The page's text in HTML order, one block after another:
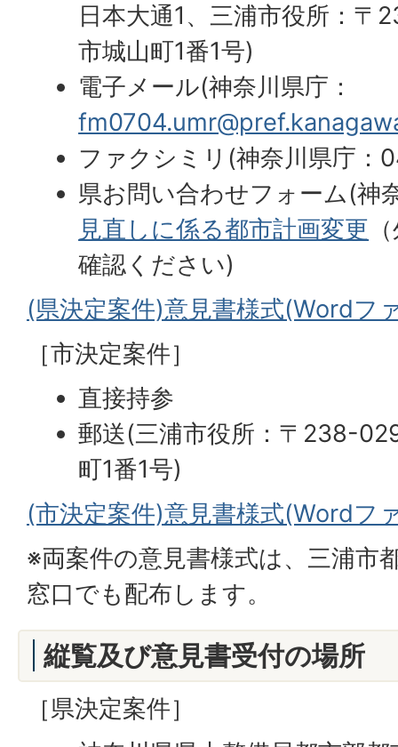
日本大通1、三浦市役所：
市城山町1番1号)
電子メール(神奈川県庁：
ファクシミリ(神奈川県庁
県お問い合わせフォーム(神
見直しに係る都市計画変更
確認ください)
(県決定案件)意見書様式(Wordフ
［市決定案件］
直接持参
郵送(三浦市役所：〒238-
町1番1号)
(市決定案件)意見書様式(Wordフ
※両案件の意見書様式は、三浦市
窓口でも配布します。
縦覧及び意見書受付の場所
［県決定案件］